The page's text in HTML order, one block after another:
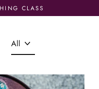
CLASS